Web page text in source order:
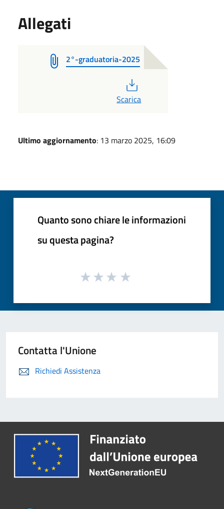
Allegati
2°-graduatoria-2025
Scarica
Ultimo aggiornamento: 13 marzo 2025, 16:09
Quanto sono chiare le informazioni
su questa pagina?
Contatta l'Unione
Richiedi Assistenza